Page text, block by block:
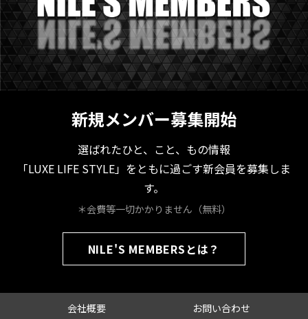
新規メンバー募集開始
選ばれたひと、こと、もの情報
「LUXE LIFE STYLE」をともに過ごす新会員を募集しま
す。
＊会費等一切かかりません（無料）
NILE'S MEMBERSとは？
会社概要 お問い合わせ